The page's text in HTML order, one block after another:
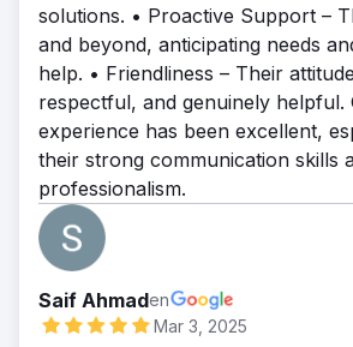
solutions. • Proactive Support –
and beyond, anticipating needs
help. • Friendliness – Their
respectful, and genuinely helpful.
experience has been excellent,
their strong communication skills
professionalism.
Saif Ahmaden
Mar 3, 2025